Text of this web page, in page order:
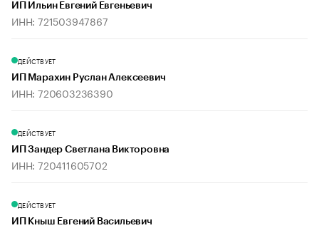
ИП Ильин Евгений Евгеньевич
ИНН: 721503947867
ДЕЙСТВУЕТ
ИП Марахин Руслан Алексеевич
ИНН: 720603236390
ДЕЙСТВУЕТ
ИП Зандер Светлана Викторовна
ИНН: 720411605702
ДЕЙСТВУЕТ
ИП Кныш Евгений Васильевич